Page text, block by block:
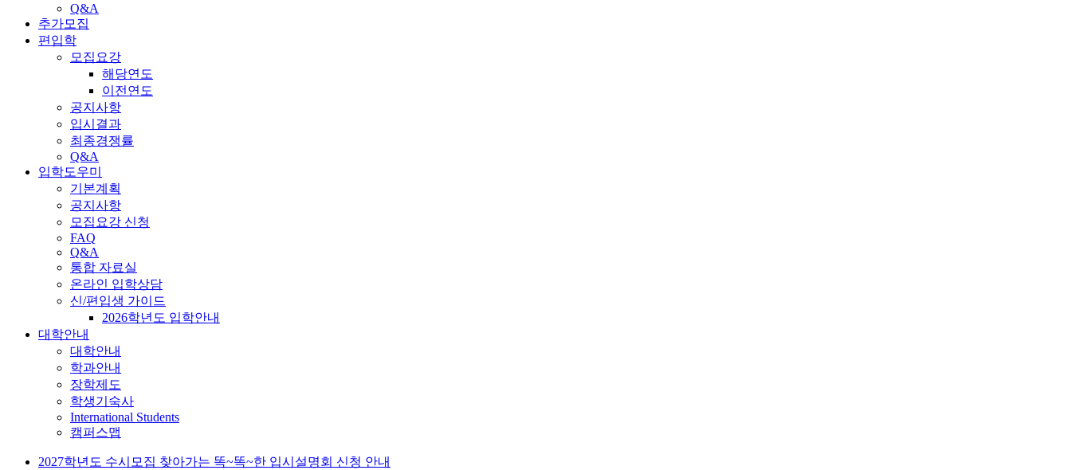
Q&A
추가모집
편입학
모집요강
해당연도
이전연도
공지사항
입시결과
최종경쟁률
Q&A
입학도우미
기본계획
공지사항
모집요강 신청
FAQ
Q&A
통합 자료실
온라인 입학상담
신/편입생 가이드
2026학년도 입학안내
대학안내
대학안내
학과안내
장학제도
학생기숙사
International Students
캠퍼스맵
2027학년도 수시모집 찾아가는 똑~똑~한 입시설명회 신청 안내